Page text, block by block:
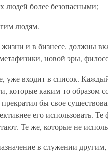
людей более безопасными;
людям.
и в бизнесе, должны
новой эры,
уже входит в список.
которые каким-то образом
бы свое
его использовать.
Те же, которые не
в служении